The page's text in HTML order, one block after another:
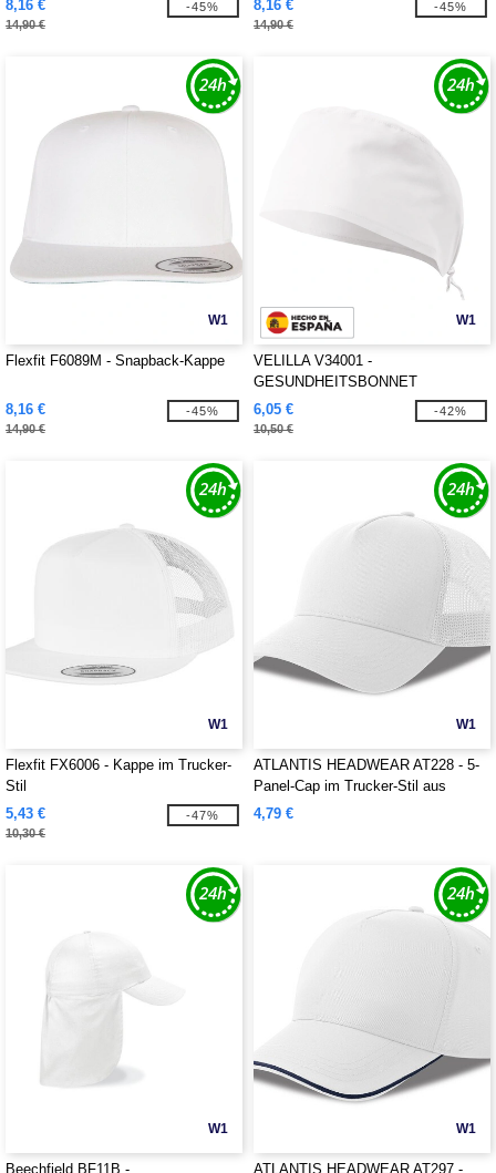
8,16 €
14,90 €
-45% 8,16 €
14,90 €
-45%
W1
Flexfit F6089M - Snapback-Kappe
8,16 €
14,90 €
-45%
W1
VELILLA V34001 -
GESUNDHEITSBONNET
6,05 €
10,50 €
-42%
W1
Flexfit FX6006 - Kappe im Trucker-
Stil
5,43 €
10,30 €
-47%
W1
ATLANTIS HEADWEAR AT228 - 5-
Panel-Cap im Trucker-Stil aus
Baumwolle
4,79 €
W1
Beechfield BF11B -
W1
ATLANTIS HEADWEAR AT297 -